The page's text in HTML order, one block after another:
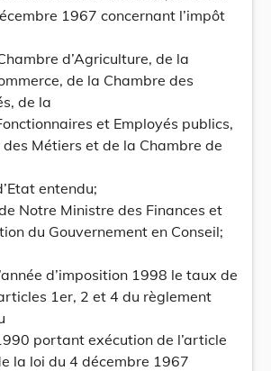
1967 concernant l’impôt
d’Agriculture, de la
de la Chambre des
de la
et Employés publics,
Métiers et de la Chambre de
entendu;
Notre Ministre des Finances et
du Gouvernement en Conseil;
d’imposition 1998 le taux de
1er, 2 et 4 du règlement
portant exécution de l’article
la loi du 4 décembre 1967